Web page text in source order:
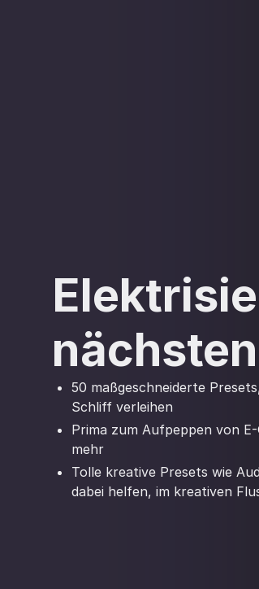
50 maßgeschneiderte
Schliff verleihen
Prima zum Aufpeppen von
mehr
Tolle kreative Presets wie
dabei helfen, im kreativen